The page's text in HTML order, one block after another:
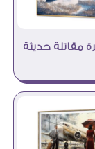
مقاتلة حديثة